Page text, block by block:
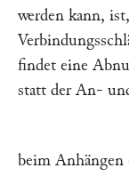
werden kann,
findet eine
statt der An-
beim Anhängen